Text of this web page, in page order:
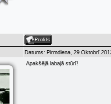
Datums: Pirmdiena,
Apakšējā labajā stūrī!